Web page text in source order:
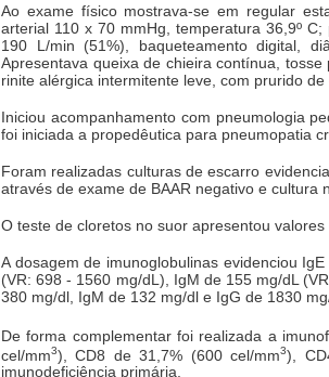
Ao exame físico mostrava-se em regular
arterial 110 x 70 mmHg, temperatura 36,9º
190 L/min (51%), baqueteamento digital,
Apresentava queixa de chieira contínua,
rinite alérgica intermitente leve, com prurido de
Iniciou acompanhamento com pneumologia
foi iniciada a propedêutica para pneumopatia
Foram realizadas culturas de escarro
através de exame de BAAR negativo e cultura
O teste de cloretos no suor apresentou
A dosagem de imunoglobulinas evidenciou
(VR: 698 - 1560 mg/dL), IgM de 155 mg/dL
380 mg/dl, IgM de 132 mg/dl e IgG de 1830
De forma complementar foi realizada a
cel/mm3), CD8 de 31,7% (600 cel/mm3),
imunodeficiência primária.